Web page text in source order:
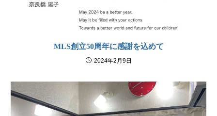
MLS創立50周年に感謝を込めて
2024年2月9日